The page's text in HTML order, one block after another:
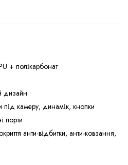
+ полікарбонат
дизайн
під камеру, динамік, кнопки
порти
анти-відбитки, анти-ковзання,